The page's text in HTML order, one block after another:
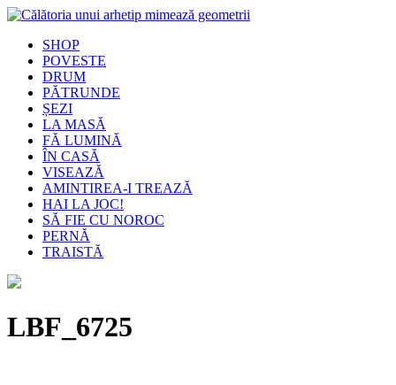
SHOP
POVESTE
DRUM
PĂTRUNDE
ȘEZI
LA MASĂ
FĂ LUMINĂ
ÎN CASĂ
VISEAZĂ
AMINTIREA-I TREAZĂ
HAI LA JOC!
SĂ FIE CU NOROC
PERNĂ
TRAISTĂ
LBF_6725